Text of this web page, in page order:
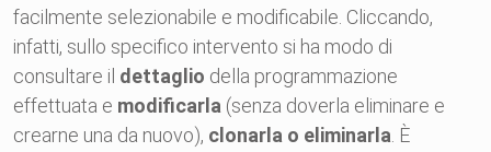
facilmente selezionabile e modificabile. Cliccando,
infatti, sullo specifico intervento si ha modo di
consultare il dettaglio della programmazione
effettuata e modificarla (senza doverla eliminare e
crearne una da nuovo), clonarla o eliminarla . È